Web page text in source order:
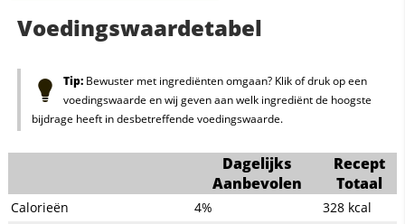
Voedingswaardetabel
Tip:Bewuster met ingrediënten omgaan? Klik of druk op een
voedingswaarde en wij geven aan welk ingrediënt de hoogste
bijdrage heeft in desbetreffende voedingswaarde.
Dagelijks
Aanbevolen
Recept
Totaal
Calorieën 4% 328 kcal